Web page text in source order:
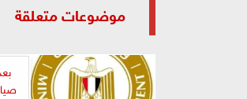
موضوعات متعلقة